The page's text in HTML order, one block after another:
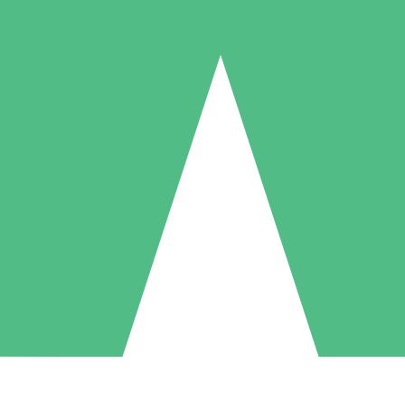
Packs de Crédits Individuels
à l'utilisation avec des crédits de téléchargement. Sans engagement
5 Téléchargements
US$